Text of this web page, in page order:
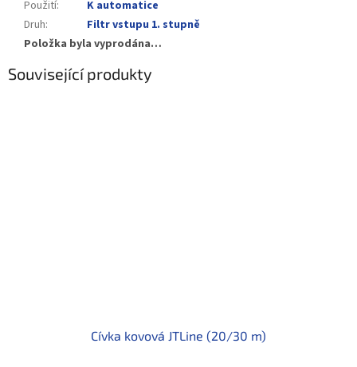
Použití:
K automatice
Druh:
Filtr vstupu 1. stupně
Položka byla vyprodána…
Související produkty
Cívka kovová JTLine (20/30 m)